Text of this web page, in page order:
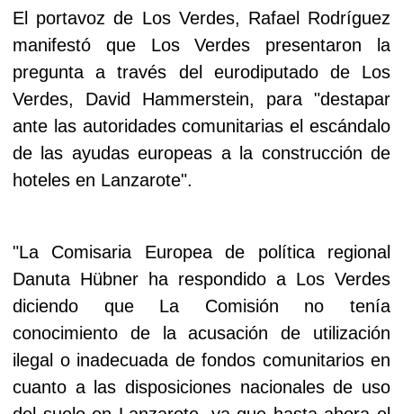
El portavoz de Los Verdes, Rafael Rodríguez
manifestó que Los Verdes presentaron la
pregunta a través del eurodiputado de Los
Verdes, David Hammerstein, para "destapar
ante las autoridades comunitarias el escándalo
de las ayudas europeas a la construcción de
hoteles en Lanzarote".
"La Comisaria Europea de política regional
Danuta Hübner ha respondido a Los Verdes
diciendo que La Comisión no tenía
conocimiento de la acusación de utilización
ilegal o inadecuada de fondos comunitarios en
cuanto a las disposiciones nacionales de uso